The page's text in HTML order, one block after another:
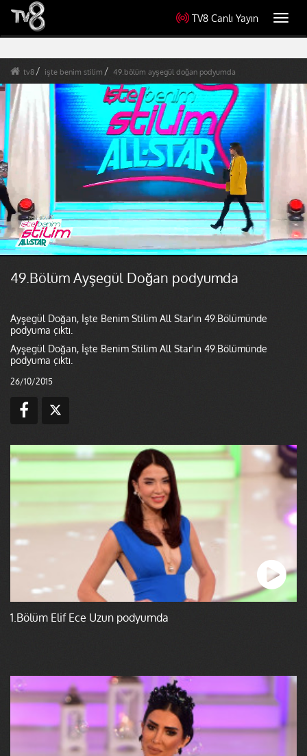
TV8 Canlı Yayın
tv8 işte benim stilim 49.bölüm ayşegül doğan podyumda
49.Bölüm Ayşegül Doğan podyumda
Ayşegül Doğan, İşte Benim Stilim All Star'ın 49.Bölümünde
podyuma çıktı.
Ayşegül Doğan, İşte Benim Stilim All Star'ın 49.Bölümünde
podyuma çıktı.
26/10/2015
1.Bölüm Elif Ece Uzun podyumda